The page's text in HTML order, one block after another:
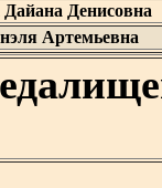
Денисовна
Артемьевна